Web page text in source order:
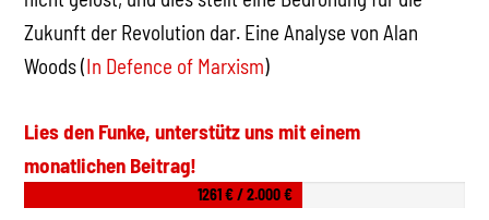
Zukunft der Revolution dar. Eine Analyse von Alan
Woods (In Defence of Marxism)
Lies den Funke, unterstütz uns mit einem
monatlichen Beitrag!
1261 € / 2.000 €